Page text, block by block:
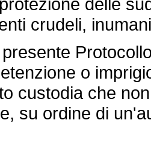
crudeli,
o
custodia che
su ordine di